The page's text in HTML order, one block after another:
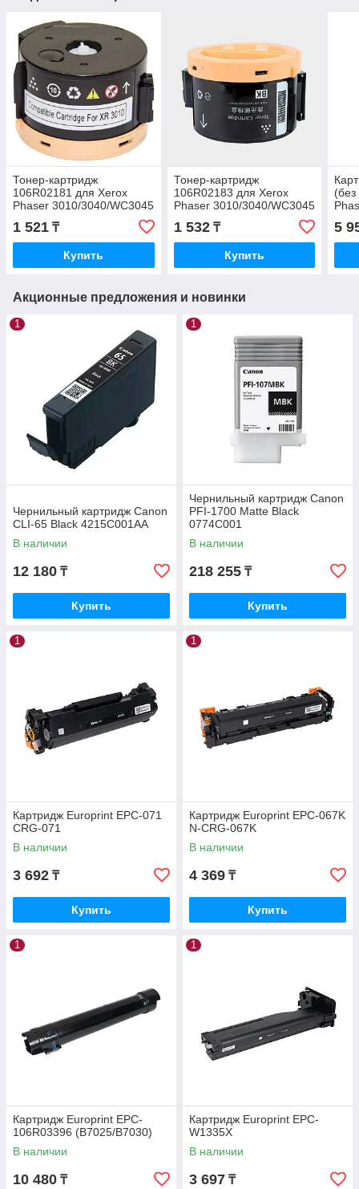
Тонер-картридж
106R02181 для Xerox
Phaser 3010/3040/WC3045
(1 0K) Euro Print
1 521 ₸
Купить
Тонер-картридж
106R02183 для Xerox
Phaser 3010/3040/WC3045
(2 3K) Euro Print
1 532₸
Купить
5
Акционные предложения и новинки
1
Чернильный картридж Canon
CLI-65 Black 4215C001AA
В наличии
12 180 ₸
Купить
1
Чернильный картридж Canon
PFI-1700 Matte Black
0774C001
В наличии
218 255 ₸
Купить
1
Картридж Europrint EPC-071
CRG-071
В наличии
3 692 ₸
Купить
1
Картридж Europrint EPC-067K
N-CRG-067K
В наличии
4 369 ₸
Купить
1
Картридж Europrint EPC-
106R03396 (B7025/B7030)
В наличии
10 480 ₸
1
Картридж Europrint EPC-
W1335X
В наличии
3 697 ₸